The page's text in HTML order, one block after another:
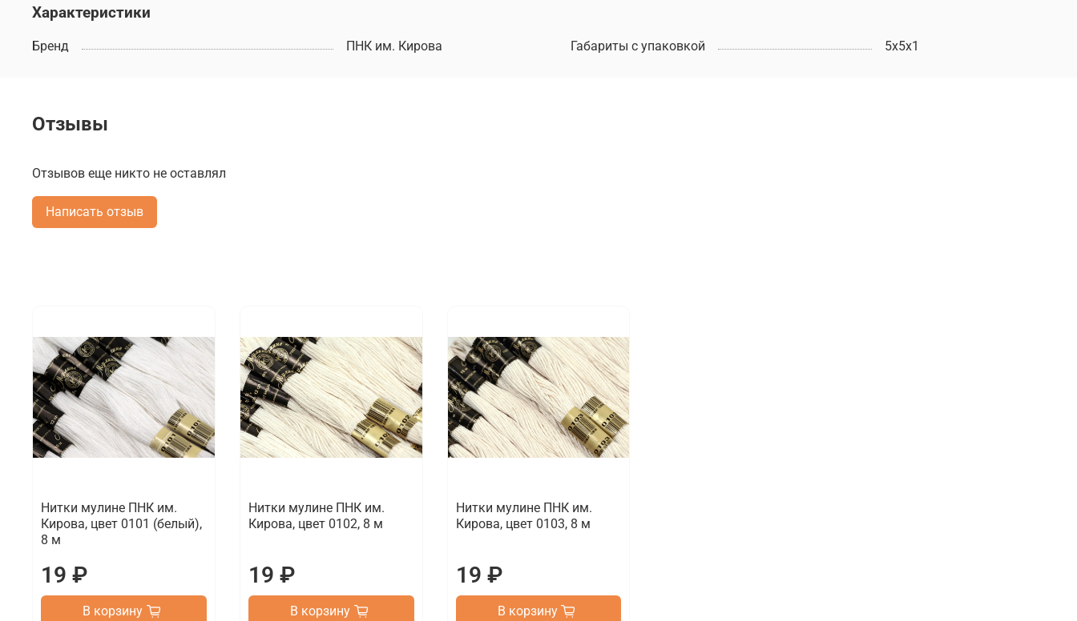
Характеристики
Бренд ПНК им. Кирова Габариты с упаковкой 5х5х1
Отзывы
Отзывов еще никто не оставлял
Написать отзыв
Нитки мулине ПНК им.
Кирова, цвет 0101 (белый),
8 м
19 ₽
В корзину
Нитки мулине ПНК им.
Кирова, цвет 0102, 8 м
19 ₽
В корзину
Нитки мулине ПНК им.
Кирова, цвет 0103, 8 м
19 ₽
В корзину